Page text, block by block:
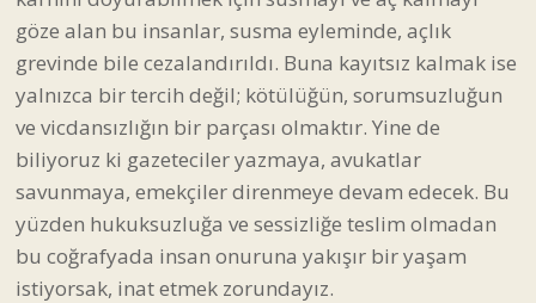
göze alan bu insanlar, susma eyleminde, açlık
grevinde bile cezalandırıldı. Buna kayıtsız kalmak ise
yalnızca bir tercih değil; kötülüğün, sorumsuzluğun
ve vicdansızlığın bir parçası olmaktır. Yine de
biliyoruz ki gazeteciler yazmaya, avukatlar
savunmaya, emekçiler direnmeye devam edecek. Bu
yüzden hukuksuzluğa ve sessizliğe teslim olmadan
bu coğrafyada insan onuruna yakışır bir yaşam
istiyorsak, inat etmek zorundayız.